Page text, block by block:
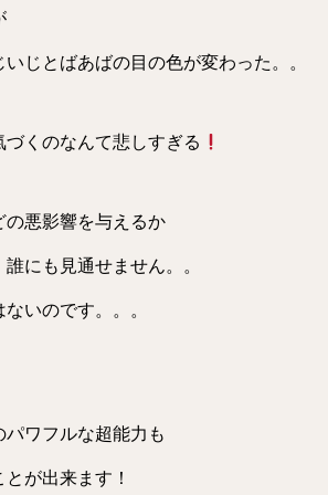
じとばあばの目の色が変わった。。
くのなんて悲しすぎる
の悪影響を与えるか
にも見通せません。。
いのです。。。
ワフルな超能力も
が出来ます！